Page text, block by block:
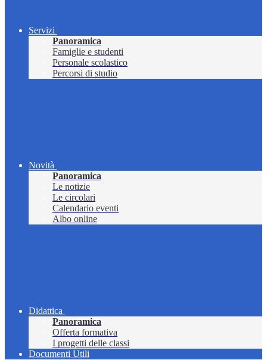
Servizi
Panoramica
Famiglie e studenti
Personale scolastico
Percorsi di studio
Novità
Panoramica
Le notizie
Le circolari
Calendario eventi
Albo online
Didattica
Panoramica
Offerta formativa
I progetti delle classi
Documenti Utili